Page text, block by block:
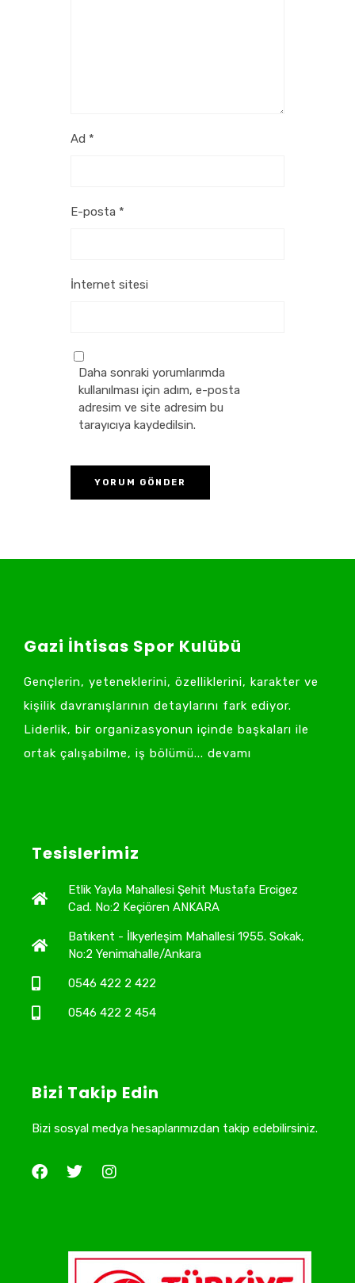
Ad *
E-posta *
İnternet sitesi
Daha sonraki yorumlarımda
kullanılması için adım, e-posta
adresim ve site adresim bu
tarayıcıya kaydedilsin.
Gazi İhtisas Spor Kulübü
Gençlerin, yeteneklerini, özelliklerini, karakter ve
kişilik davranışlarının detaylarını fark ediyor.
Liderlik, bir organizasyonun içinde başkaları ile
ortak çalışabilme, iş bölümü... devamı
Tesislerimiz
Etlik Yayla Mahallesi Şehit Mustafa Ercigez
Cad. No:2 Keçiören ANKARA
Batıkent - İlkyerleşim Mahallesi 1955. Sokak,
No:2 Yenimahalle/Ankara
0546 422 2 422
0546 422 2 454
Bizi Takip Edin
Bizi sosyal medya hesaplarımızdan takip edebilirsiniz.